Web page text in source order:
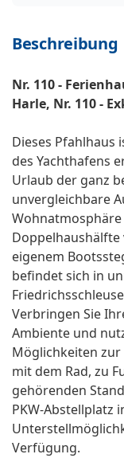
Beschreibung
Nr. 110 -
Harle, Nr. 110 -
Dieses Pfahlhaus
des Yachthafens
Urlaub der ganz
unvergleichbare
Wohnatmosphäre
eigenem
befindet sich in
Verbringen Sie
Ambiente und
Möglichkeiten zur
mit dem Rad, zu
gehörenden
PKW-Abstellplatz
Verfügung.